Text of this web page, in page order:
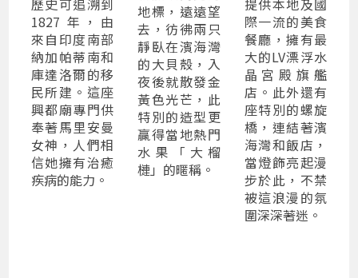
1827 年，由
來自印度南部
納加帕蒂南和
庫達洛爾的移
民所建。這座
興都廟專門供
奉著馬里安曼
女神，人們相
信她擁有治癒
疾病的能力。
地標，遠遠望
去，彷彿兩只
靜臥在濱海灣
的大貝殼，入
夜後就散發金
黃色光芒，此
特別的造型更
贏得當地熱門
水果「大榴
槤」的暱稱。
際一流的美食
餐廳，擁有最
大的LV漂浮水
晶宮殿旗艦
店。此外還有
座特別的螺旋
橋，連結著濱
海灣和飯店，
當燈飾亮起漫
步於此，不禁
被這浪漫的氛
圍深深著迷。